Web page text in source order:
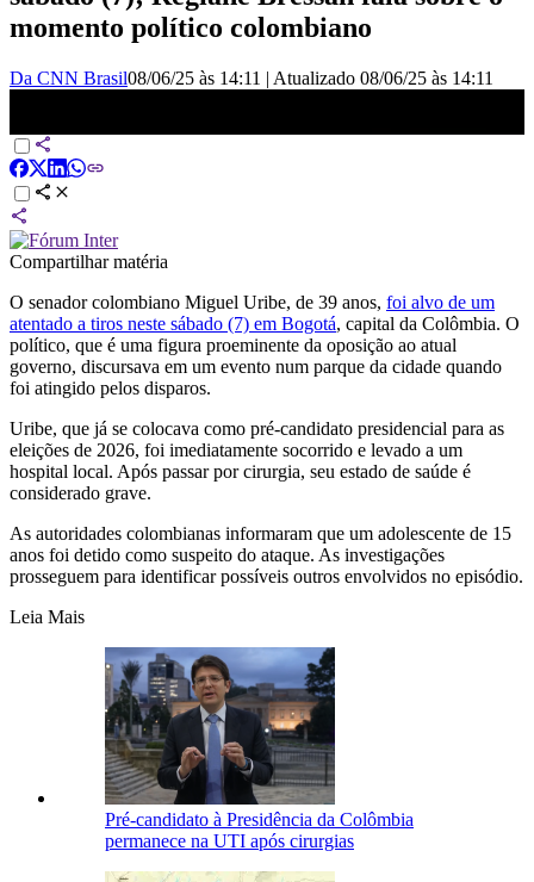
momento político colombiano
Da CNN Brasil08/06/25 às 14:11 | Atualizado 08/06/25 às 14:11
Compartilhar matéria
O senador colombiano Miguel Uribe, de 39 anos, foi alvo de um
atentado a tiros neste sábado (7) em Bogotá, capital da Colômbia. O
político, que é uma figura proeminente da oposição ao atual
governo, discursava em um evento num parque da cidade quando
foi atingido pelos disparos.
Uribe, que já se colocava como pré-candidato presidencial para as
eleições de 2026, foi imediatamente socorrido e levado a um
hospital local. Após passar por cirurgia, seu estado de saúde é
considerado grave.
As autoridades colombianas informaram que um adolescente de 15
anos foi detido como suspeito do ataque. As investigações
prosseguem para identificar possíveis outros envolvidos no episódio.
Leia Mais
Pré-candidato à Presidência da Colômbia
permanece na UTI após cirurgias